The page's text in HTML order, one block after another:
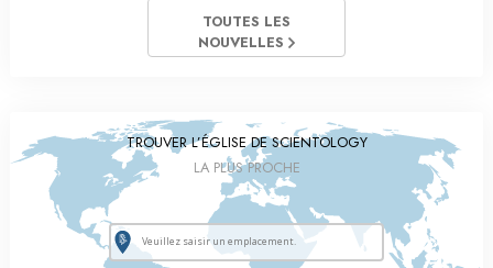
TOUTES LES
NOUVELLES
TROUVER L’ÉGLISE DE SCIENTOLOGY
LA PLUS PROCHE